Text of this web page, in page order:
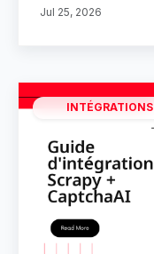
Jul 25, 2026
INTÉGRATIONS